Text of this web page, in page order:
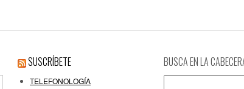
SUSCRÍBETE
TELEFONOLOGÍA
BUSCA EN LA